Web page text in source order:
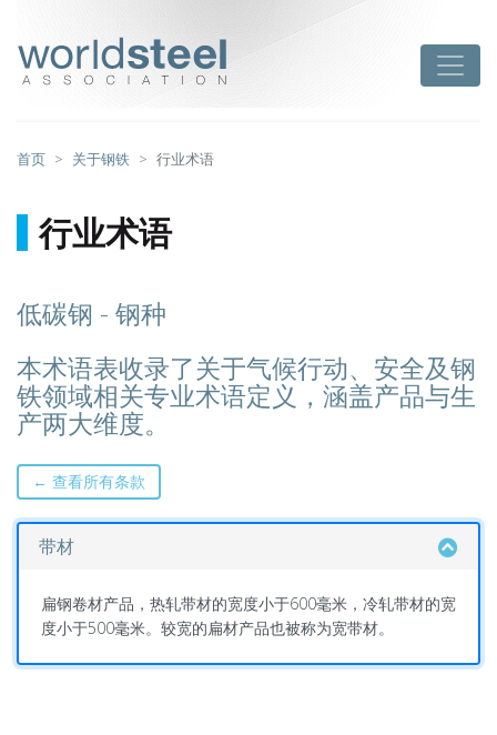
首页 关于钢铁 行业术语
行业术语
低碳钢 - 钢种
本术语表收录了关于气候行动、安全及钢
铁领域相关专业术语定义，涵盖产品与生
产两大维度。
← 查看所有条款
带材
扁钢卷材产品，热轧带材的宽度小于600毫米，冷轧带材的宽
度小于500毫米。较宽的扁材产品也被称为宽带材。